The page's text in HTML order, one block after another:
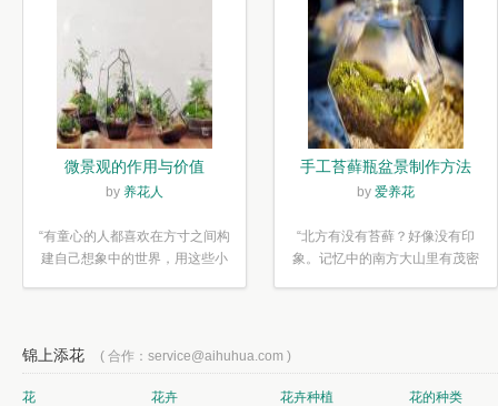
微景观的作用与价值
by 养花人
“有童心的人都喜欢在方寸之间构
建自己想象中的世界，用这些小
手工苔藓瓶盆景制作方法
by 爱养花
“北方有没有苔藓？好像没有印
象。记忆中的南方大山里有茂密
锦上添花 ( 合作：service@aihuhua.com )
花 花卉 花卉种植
花的种类